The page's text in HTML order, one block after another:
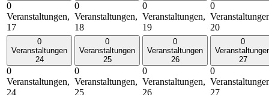
0
Veranstaltungen,
17
0
Veranstaltungen,
18
0
Veranstaltungen,
19
0
20
0
Veranstaltungen
24
0
Veranstaltungen,
24
0
Veranstaltungen
25
0
Veranstaltungen,
25
0
Veranstaltungen
26
0
Veranstaltungen,
26
0
27
0
27